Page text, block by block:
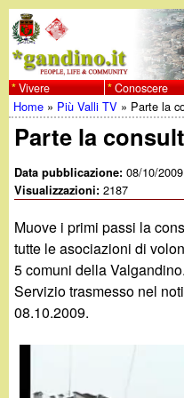
al
contenuto
principale
w
w
w
.
g
a
n
C
Vivere Conoscere
Tu
sei
qui
Home » Più Valli TV » Parte la
Parte la
Data pubblicazione:08/10/2009
Visualizzazioni:2187
Muove i primi passi la
tutte le asociazioni di
5 comuni della Valgandino.
Servizio trasmesso nel
08.10.2009.